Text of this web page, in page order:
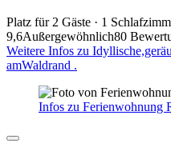
Platz für 2 Gäste · 1
9,6Außergewöhnlich80
Weitere Infos zu
amWaldrand .
Infos zu Ferienwohnung